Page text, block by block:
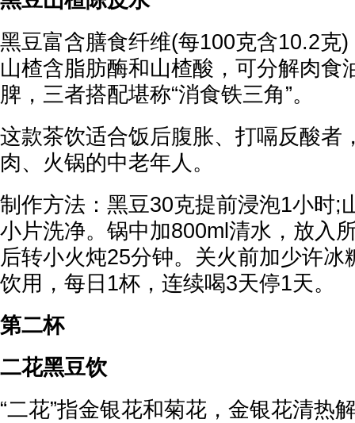
黑豆富含膳食纤维(每100克含10.2克
山楂含脂肪酶和山楂酸，可分解肉食
脾，三者搭配堪称“消食铁三角”。
这款茶饮适合饭后腹胀、打嗝反酸者
肉、火锅的中老年人。
制作方法：黑豆30克提前浸泡1小时;
小片洗净。锅中加800ml清水，放入
后转小火炖25分钟。关火前加少许冰
饮用，每日1杯，连续喝3天停1天。
第二杯
二花黑豆饮
“二花”指金银花和菊花，金银花清热